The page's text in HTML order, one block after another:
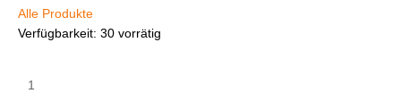
Alle Produkte
Verfügbarkeit: 30 vorrätig
Protector